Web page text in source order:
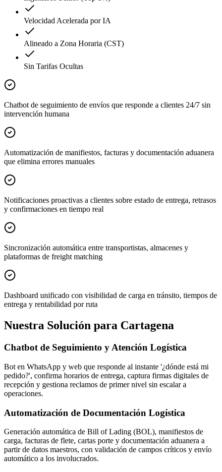
Velocidad Acelerada por IA
Alineado a Zona Horaria (CST)
Sin Tarifas Ocultas
Chatbot de seguimiento de envíos que responde a clientes 24/7 sin
intervención humana
Automatización de manifiestos, facturas y documentación aduanera
que elimina errores manuales
Notificaciones proactivas a clientes sobre estado de entrega, retrasos
y confirmaciones en tiempo real
Sincronización automática entre transportistas, almacenes y
plataformas de freight matching
Dashboard unificado con visibilidad de carga en tránsito, tiempos de
entrega y rentabilidad por ruta
Nuestra Solución para Cartagena
Chatbot de Seguimiento y Atención Logística
Bot en WhatsApp y web que responde al instante '¿dónde está mi
pedido?', confirma horarios de entrega, captura firmas digitales de
recepción y gestiona reclamos de primer nivel sin escalar a
operaciones.
Automatización de Documentación Logística
Generación automática de Bill of Lading (BOL), manifiestos de
carga, facturas de flete, cartas porte y documentación aduanera a
partir de datos maestros, con validación de campos críticos y envío
automático a los involucrados.